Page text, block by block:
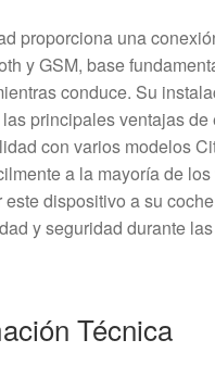
proporciona una
y GSM, base
conduce. Su
principales ventajas de
con varios modelos
a la mayoría de
este dispositivo a su
y seguridad durante
Técnica